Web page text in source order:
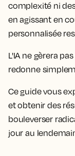
complexité ni
en agissant en
personnalisée
L'IA ne gèrera
redonne
Ce guide vous
et obtenir des
bouleverser
jour au